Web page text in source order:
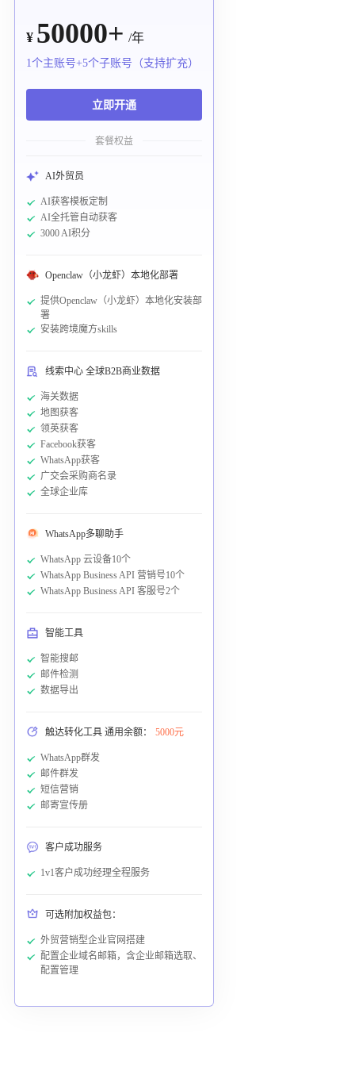
¥ 50000+ /年
1个主账号+5个子账号（支持扩充）
立即开通
套餐权益
AI外贸员
AI获客模板定制
AI全托管自动获客
3000 AI积分
Openclaw（小龙虾）本地化部署
提供Openclaw（小龙虾）本地化安装部
署
安装跨境魔方skills
线索中心 全球B2B商业数据
海关数据
地图获客
领英获客
Facebook获客
WhatsApp获客
广交会采购商名录
全球企业库
WhatsApp多聊助手
WhatsApp 云设备10个
WhatsApp Business API 营销号10个
WhatsApp Business API 客服号2个
智能工具
智能搜邮
邮件检测
数据导出
触达转化工具 通用余额： 5000元
WhatsApp群发
邮件群发
短信营销
邮寄宣传册
客户成功服务
1v1客户成功经理全程服务
可选附加权益包：
外贸营销型企业官网搭建
配置企业域名邮箱，含企业邮箱选取、
配置管理